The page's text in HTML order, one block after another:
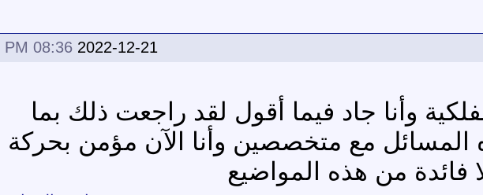
2022-12-21
08:36 PM
وأنا جاد فيما أقول لقد راجعت ذلك بما
المسائل مع متخصصين وأنا الآن مؤمن بحركة
فائدة من هذه المواضيع